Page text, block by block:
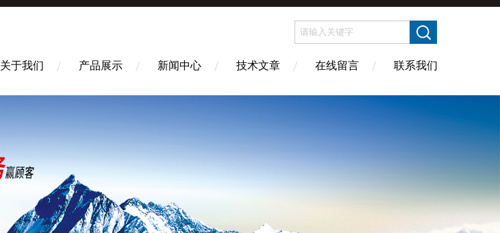
关于我们 产品展示 新闻中心 技术文章 在线留言 联系我们